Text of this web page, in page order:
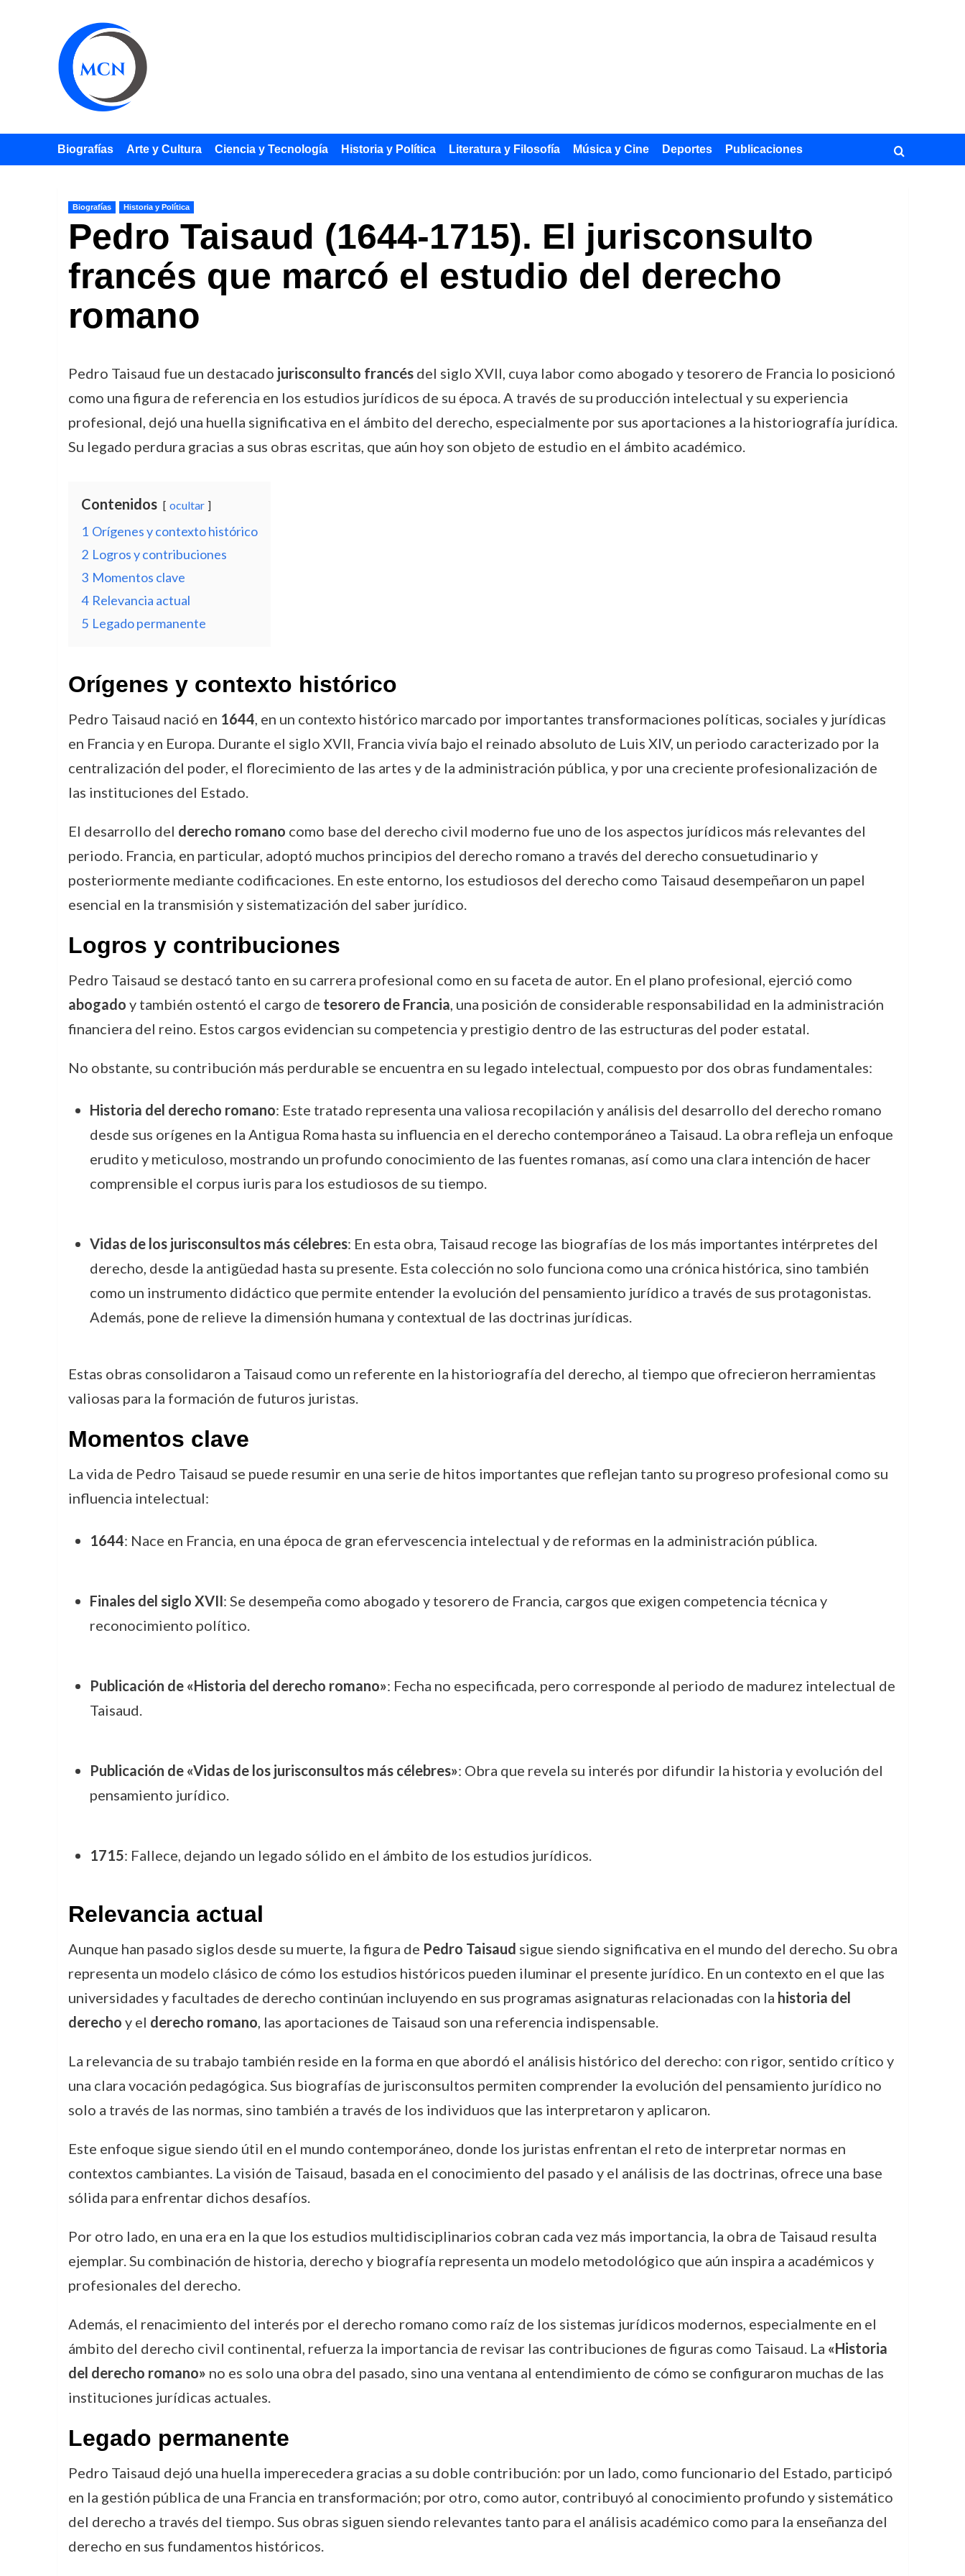
Biografías Arte y Cultura Ciencia y Tecnología Historia y Política Literatura y Filosofía Música y Cine Deportes Publicaciones
Biografías Historia y Política
Pedro Taisaud (1644-1715). El jurisconsulto
francés que marcó el estudio del derecho
romano
Pedro Taisaud fue un destacado jurisconsulto francésdel siglo XVII, cuya labor como abogado y tesorero de Francia lo posicionó
como una figura de referencia en los estudios jurídicos de su época. A través de su producción intelectual y su experiencia
profesional, dejó una huella significativa en el ámbito del derecho, especialmente por sus aportaciones a la historiografía jurídica.
Su legado perdura gracias a sus obras escritas, que aún hoy son objeto de estudio en el ámbito académico.
Contenidos ocultar
1 Orígenes y contexto histórico
2 Logros y contribuciones
3 Momentos clave
4 Relevancia actual
5 Legado permanente
Orígenes y contexto histórico
Pedro Taisaud nació en 1644, en un contexto histórico marcado por importantes transformaciones políticas, sociales y jurídicas
en Francia y en Europa. Durante el siglo XVII, Francia vivía bajo el reinado absoluto de Luis XIV, un periodo caracterizado por la
centralización del poder, el florecimiento de las artes y de la administración pública, y por una creciente profesionalización de
las instituciones del Estado.
El desarrollo del derecho romano como base del derecho civil moderno fue uno de los aspectos jurídicos más relevantes del
periodo. Francia, en particular, adoptó muchos principios del derecho romano a través del derecho consuetudinario y
posteriormente mediante codificaciones. En este entorno, los estudiosos del derecho como Taisaud desempeñaron un papel
esencial en la transmisión y sistematización del saber jurídico.
Logros y contribuciones
Pedro Taisaud se destacó tanto en su carrera profesional como en su faceta de autor. En el plano profesional, ejerció como
abogado y también ostentó el cargo de tesorero de Francia, una posición de considerable responsabilidad en la administración
financiera del reino. Estos cargos evidencian su competencia y prestigio dentro de las estructuras del poder estatal.
No obstante, su contribución más perdurable se encuentra en su legado intelectual, compuesto por dos obras fundamentales:
Historia del derecho romano: Este tratado representa una valiosa recopilación y análisis del desarrollo del derecho romano
desde sus orígenes en la Antigua Roma hasta su influencia en el derecho contemporáneo a Taisaud. La obra refleja un enfoque
erudito y meticuloso, mostrando un profundo conocimiento de las fuentes romanas, así como una clara intención de hacer
comprensible el corpus iuris para los estudiosos de su tiempo.
Vidas de los jurisconsultos más célebres: En esta obra, Taisaud recoge las biografías de los más importantes intérpretes del
derecho, desde la antigüedad hasta su presente. Esta colección no solo funciona como una crónica histórica, sino también
como un instrumento didáctico que permite entender la evolución del pensamiento jurídico a través de sus protagonistas.
Además, pone de relieve la dimensión humana y contextual de las doctrinas jurídicas.
Estas obras consolidaron a Taisaud como un referente en la historiografía del derecho, al tiempo que ofrecieron herramientas
valiosas para la formación de futuros juristas.
Momentos clave
La vida de Pedro Taisaud se puede resumir en una serie de hitos importantes que reflejan tanto su progreso profesional como su
influencia intelectual:
1644: Nace en Francia, en una época de gran efervescencia intelectual y de reformas en la administración pública.
Finales del siglo XVII: Se desempeña como abogado y tesorero de Francia, cargos que exigen competencia técnica y
reconocimiento político.
Publicación de «Historia del derecho romano»: Fecha no especificada, pero corresponde al periodo de madurez intelectual de
Taisaud.
Publicación de «Vidas de los jurisconsultos más célebres»: Obra que revela su interés por difundir la historia y evolución del
pensamiento jurídico.
1715: Fallece, dejando un legado sólido en el ámbito de los estudios jurídicos.
Relevancia actual
Aunque han pasado siglos desde su muerte, la figura de Pedro Taisaud sigue siendo significativa en el mundo del derecho. Su obra
representa un modelo clásico de cómo los estudios históricos pueden iluminar el presente jurídico. En un contexto en el que las
universidades y facultades de derecho continúan incluyendo en sus programas asignaturas relacionadas con la historia del
derecho y el derecho romano, las aportaciones de Taisaud son una referencia indispensable.
La relevancia de su trabajo también reside en la forma en que abordó el análisis histórico del derecho: con rigor, sentido crítico y
una clara vocación pedagógica. Sus biografías de jurisconsultos permiten comprender la evolución del pensamiento jurídico no
solo a través de las normas, sino también a través de los individuos que las interpretaron y aplicaron.
Este enfoque sigue siendo útil en el mundo contemporáneo, donde los juristas enfrentan el reto de interpretar normas en
contextos cambiantes. La visión de Taisaud, basada en el conocimiento del pasado y el análisis de las doctrinas, ofrece una base
sólida para enfrentar dichos desafíos.
Por otro lado, en una era en la que los estudios multidisciplinarios cobran cada vez más importancia, la obra de Taisaud resulta
ejemplar. Su combinación de historia, derecho y biografía representa un modelo metodológico que aún inspira a académicos y
profesionales del derecho.
Además, el renacimiento del interés por el derecho romano como raíz de los sistemas jurídicos modernos, especialmente en el
ámbito del derecho civil continental, refuerza la importancia de revisar las contribuciones de figuras como Taisaud. La «Historia
del derecho romano» no es solo una obra del pasado, sino una ventana al entendimiento de cómo se configuraron muchas de las
instituciones jurídicas actuales.
Legado permanente
Pedro Taisaud dejó una huella imperecedera gracias a su doble contribución: por un lado, como funcionario del Estado, participó
en la gestión pública de una Francia en transformación; por otro, como autor, contribuyó al conocimiento profundo y sistemático
del derecho a través del tiempo. Sus obras siguen siendo relevantes tanto para el análisis académico como para la enseñanza del
derecho en sus fundamentos históricos.